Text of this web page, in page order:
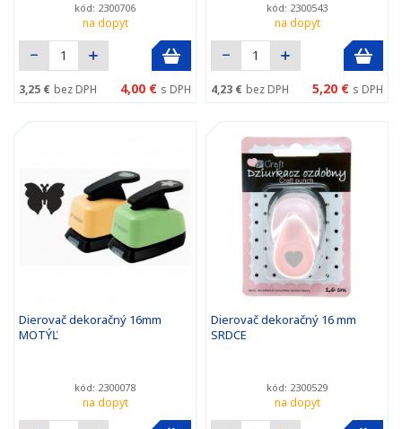
kód: 2300706
na dopyt
3,25 € bez DPH 4,00 € s DPH
kód: 2300543
na dopyt
4,23 € bez DPH 5,20 € s DPH
Dierovač dekoračný 16mm
MOTÝĽ
kód: 2300078
na dopyt
Dierovač dekoračný 16 mm
SRDCE
kód: 2300529
na dopyt